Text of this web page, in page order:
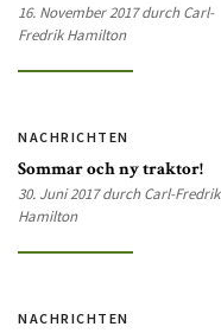
16. November 2017 durch Carl-
Fredrik Hamilton
NACHRICHTEN
Sommar och ny traktor!
30. Juni 2017 durch Carl-Fredrik
Hamilton
NACHRICHTEN